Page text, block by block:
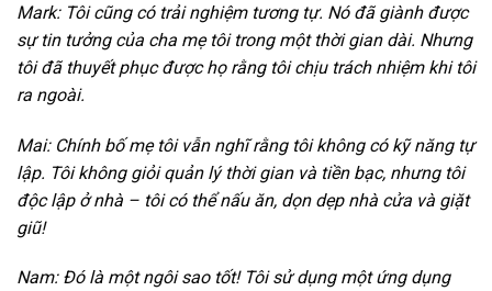
Mark: Tôi cũng có trải nghiệm tương tự. Nó đã giành được
sự tin tưởng của cha mẹ tôi trong một thời gian dài. Nhưng
tôi đã thuyết phục được họ rằng tôi chịu trách nhiệm khi tôi
ra ngoài.
Mai: Chính bố mẹ tôi vẫn nghĩ rằng tôi không có kỹ năng tự
lập. Tôi không giỏi quản lý thời gian và tiền bạc, nhưng tôi
độc lập ở nhà – tôi có thể nấu ăn, dọn dẹp nhà cửa và giặt
giũ!
Nam: Đó là một ngôi sao tốt! Tôi sử dụng một ứng dụng